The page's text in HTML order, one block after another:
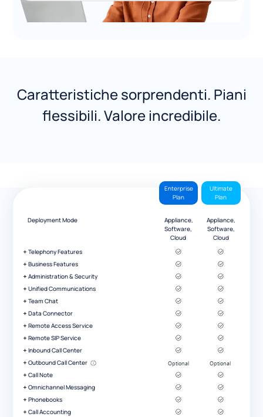
Caratteristiche sorprendenti. Piani
flessibili. Valore incredibile.
Enterprise
Plan
Ultimate
Plan
Deployment Mode
Appliance,
Software,
Cloud
Appliance,
Software,
Cloud
Telephony Features
Business Features
Administration & Security
Unified Communications
Team Chat
Data Connector
Remote Access Service
Remote SIP Service
Inbound Call Center
Outbound Call Center
Call Note
Omnichannel Messaging
Phonebooks
Call Accounting